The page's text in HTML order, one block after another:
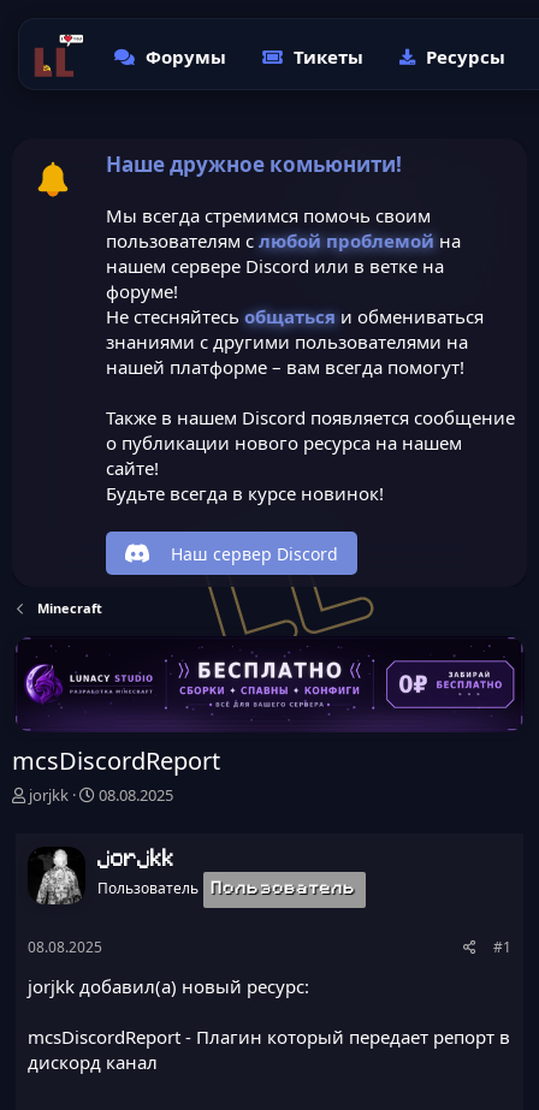
Форумы Тикеты Ресурсы
Наше дружное комьюнити!
Мы всегда стремимся помочь своим
пользователям с любой проблемойна
нашем сервере Discord или в ветке на
форуме!
Не стесняйтесь общатьсяи обмениваться
знаниями с другими пользователями на
нашей платформе – вам всегда помогут!
Также в нашем Discord появляется сообщение
о публикации нового ресурса на нашем
сайте!
Будьте всегда в курсе новинок!
Наш сервер Discord
Minecraft
mcsDiscordReport
А
о
т
м
jorjkk
Д
а
н
а
а
08.08.2025
jorjkk
Пользователь Пользователь
08.08.2025 #1
jorjkk добавил(а) новый ресурс:
mcsDiscordReport - Плагин который передает репорт в
дискорд канал